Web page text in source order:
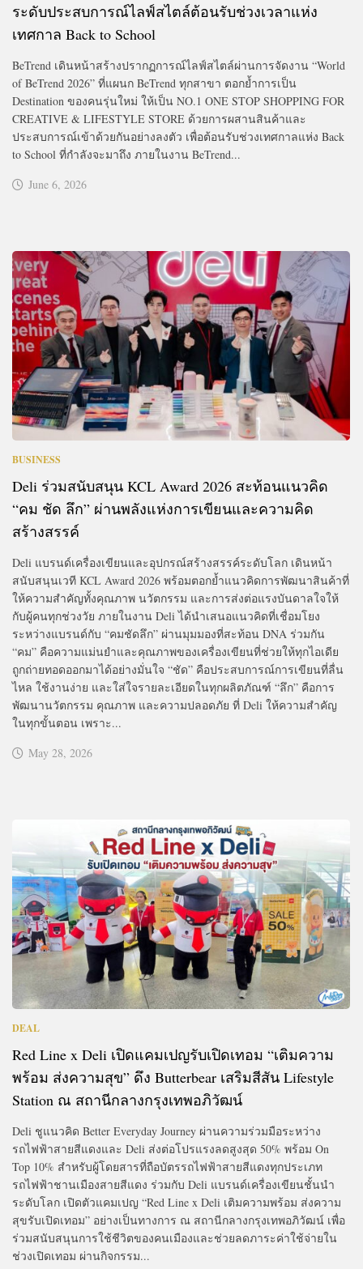
ระดับประสบการณ์ไลฟ์สไตล์ต้อนรับช่วงเวลาแห่ง
เทศกาล Back to School
BeTrend เดินหน้าสร้างปรากฏการณ์ไลฟ์สไตล์ผ่านการจัดงาน “World
of BeTrend 2026” ที่แผนก BeTrend ทุกสาขา ตอกย้ำการเป็น
Destination ของคนรุ่นใหม่ ให้เป็น NO.1 ONE STOP SHOPPING FOR
CREATIVE & LIFESTYLE STORE ด้วยการผสานสินค้าและ
ประสบการณ์เข้าด้วยกันอย่างลงตัว เพื่อต้อนรับช่วงเทศกาลแห่ง Back
to School ที่กำลังจะมาถึง ภายในงาน BeTrend...
June 6, 2026
BUSINESS
Deli ร่วมสนับสนุน KCL Award 2026 สะท้อนแนวคิด
“คม ชัด ลึก” ผ่านพลังแห่งการเขียนและความคิด
สร้างสรรค์
Deli แบรนด์เครื่องเขียนและอุปกรณ์สร้างสรรค์ระดับโลก เดินหน้า
สนับสนุนเวที KCL Award 2026 พร้อมตอกย้ำแนวคิดการพัฒนาสินค้าที่
ให้ความสำคัญทั้งคุณภาพ นวัตกรรม และการส่งต่อแรงบันดาลใจให้
กับผู้คนทุกช่วงวัย ภายในงาน Deli ได้นำเสนอแนวคิดที่เชื่อมโยง
ระหว่างแบรนด์กับ “คมชัดลึก” ผ่านมุมมองที่สะท้อน DNA ร่วมกัน
“คม” คือความแม่นยำและคุณภาพของเครื่องเขียนที่ช่วยให้ทุกไอเดีย
ถูกถ่ายทอดออกมาได้อย่างมั่นใจ “ชัด” คือประสบการณ์การเขียนที่ลื่น
ไหล ใช้งานง่าย และใส่ใจรายละเอียดในทุกผลิตภัณฑ์ “ลึก” คือการ
พัฒนานวัตกรรม คุณภาพ และความปลอดภัย ที่ Deli ให้ความสำคัญ
ในทุกขั้นตอน เพราะ...
May 28, 2026
DEAL
Red Line x Deli เปิดแคมเปญรับเปิดเทอม “เติมความ
พร้อม ส่งความสุข” ดึง Butterbear เสริมสีสัน Lifestyle
Station ณ สถานีกลางกรุงเทพอภิวัฒน์
Deli ชูแนวคิด Better Everyday Journey ผ่านความร่วมมือระหว่าง
รถไฟฟ้าสายสีแดงและ Deli ส่งต่อโปรแรงลดสูงสุด 50% พร้อม On
Top 10% สำหรับผู้โดยสารที่ถือบัตรรถไฟฟ้าสายสีแดงทุกประเภท
รถไฟฟ้าชานเมืองสายสีแดง ร่วมกับ Deli แบรนด์เครื่องเขียนชั้นนำ
ระดับโลก เปิดตัวแคมเปญ “Red Line x Deli เติมความพร้อม ส่งความ
สุขรับเปิดเทอม” อย่างเป็นทางการ ณ สถานีกลางกรุงเทพอภิวัฒน์ เพื่อ
ร่วมสนับสนุนการใช้ชีวิตของคนเมืองและช่วยลดภาระค่าใช้จ่ายใน
ช่วงเปิดเทอม ผ่านกิจกรรม...